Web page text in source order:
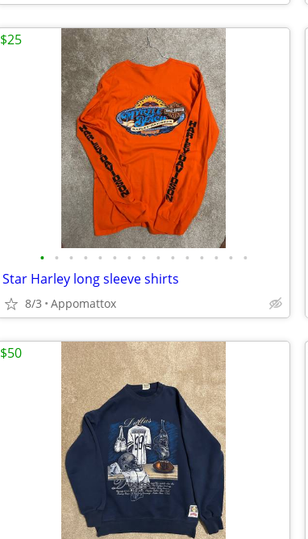
• • • • • • • • • • • • • • •
Star Harley long sleeve shirts
8/3 Appomattox
$25
$50